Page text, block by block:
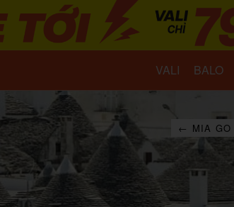
VALI BALO
← MIA GO